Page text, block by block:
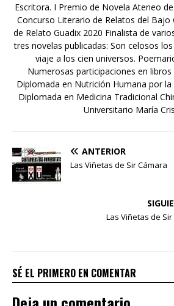
Escritora. I Premio de Novela Ateneo
Concurso Literario de Relatos del Bajo
de Relato Guadix 2020 Finalista de
tres novelas publicadas: Son celosos
viaje a los cien universos.
Numerosas participaciones en
Diplomada en Nutrición Humana por la
Diplomada en Medicina Tradicional
Universitario María
ANTERIOR
Las Viñetas de Sir Cámara
Las Viñetas de
SÉ EL PRIMERO EN COMENTAR